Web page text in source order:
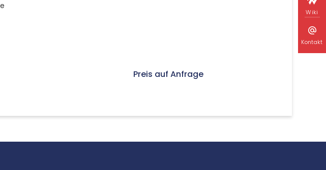
Wiki
Kontakt
Preis auf Anfrage